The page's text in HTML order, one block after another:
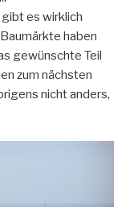
es wirklich
haben
gewünschte Teil
zum nächsten
nicht anders,